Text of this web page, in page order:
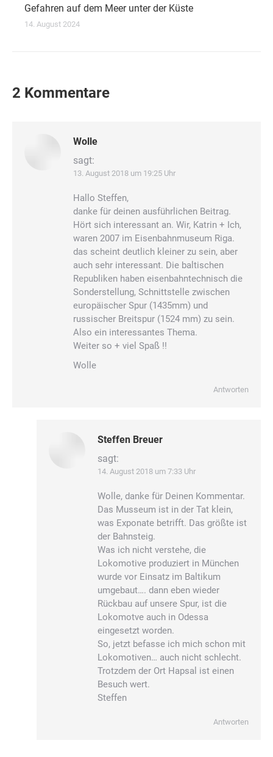
Gefahren auf dem Meer unter der Küste
14. August 2024
2 Kommentare
Wolle
sagt:
13. August 2018 um 19:25 Uhr
Hallo Steffen,
danke für deinen ausführlichen Beitrag.
Hört sich interessant an. Wir, Katrin + Ich,
waren 2007 im Eisenbahnmuseum Riga.
das scheint deutlich kleiner zu sein, aber
auch sehr interessant. Die baltischen
Republiken haben eisenbahntechnisch die
Sonderstellung, Schnittstelle zwischen
europäischer Spur (1435mm) und
russischer Breitspur (1524 mm) zu sein.
Also ein interessantes Thema.
Weiter so + viel Spaß !!
Wolle
Antworten
Steffen Breuer
sagt:
14. August 2018 um 7:33 Uhr
Wolle, danke für Deinen Kommentar.
Das Musseum ist in der Tat klein,
was Exponate betrifft. Das größte ist
der Bahnsteig.
Was ich nicht verstehe, die
Lokomotive produziert in München
wurde vor Einsatz im Baltikum
umgebaut…. dann eben wieder
Rückbau auf unsere Spur, ist die
Lokomotve auch in Odessa
eingesetzt worden.
So, jetzt befasse ich mich schon mit
Lokomotiven… auch nicht schlecht.
Trotzdem der Ort Hapsal ist einen
Besuch wert.
Steffen
Antworten